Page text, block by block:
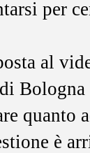
per
al
Bologna
quanto
è